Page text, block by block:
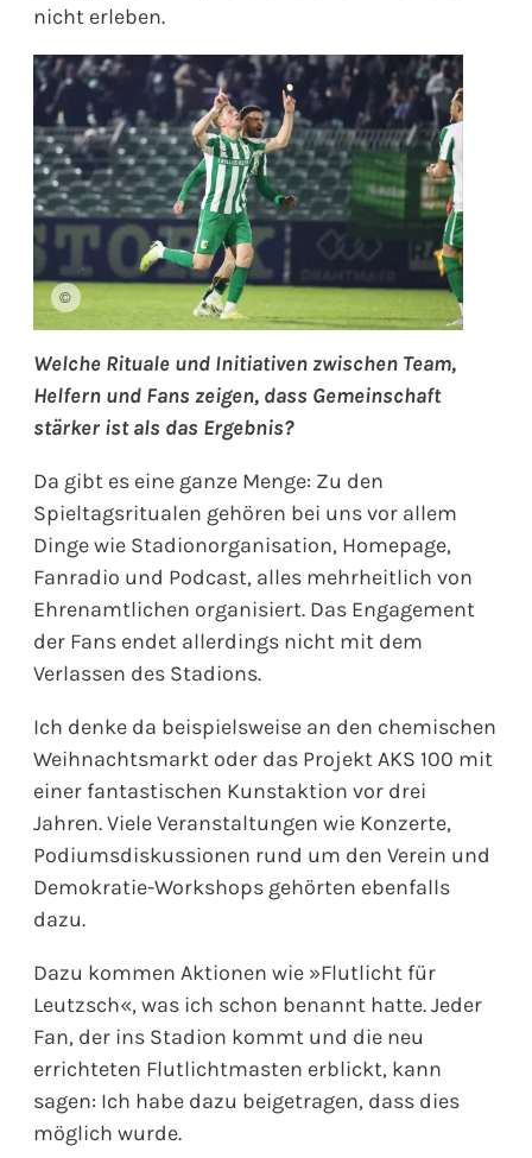
nicht erleben.
©
Welche Rituale und Initiativen zwischen Team,
Helfern und Fans zeigen, dass Gemeinschaft
stärker ist als das Ergebnis?
Da gibt es eine ganze Menge: Zu den
Spieltagsritualen gehören bei uns vor allem
Dinge wie Stadionorganisation, Homepage,
Fanradio und Podcast, alles mehrheitlich von
Ehrenamtlichen organisiert. Das Engagement
der Fans endet allerdings nicht mit dem
Verlassen des Stadions.
Ich denke da beispielsweise an den chemischen
Weihnachtsmarkt oder das Projekt AKS 100 mit
einer fantastischen Kunstaktion vor drei
Jahren. Viele Veranstaltungen wie Konzerte,
Podiumsdiskussionen rund um den Verein und
Demokratie-Workshops gehörten ebenfalls
dazu.
Dazu kommen Aktionen wie »Flutlicht für
Leutzsch«, was ich schon benannt hatte. Jeder
Fan, der ins Stadion kommt und die neu
errichteten Flutlichtmasten erblickt, kann
sagen: Ich habe dazu beigetragen, dass dies
möglich wurde.